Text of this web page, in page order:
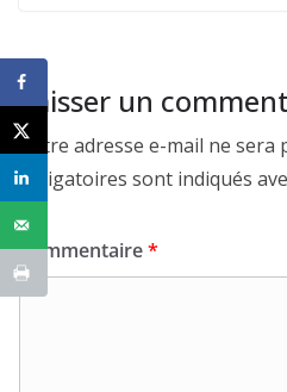
Laisser un
Votre adresse e-mail ne sera
obligatoires sont indiqués
Commentaire*